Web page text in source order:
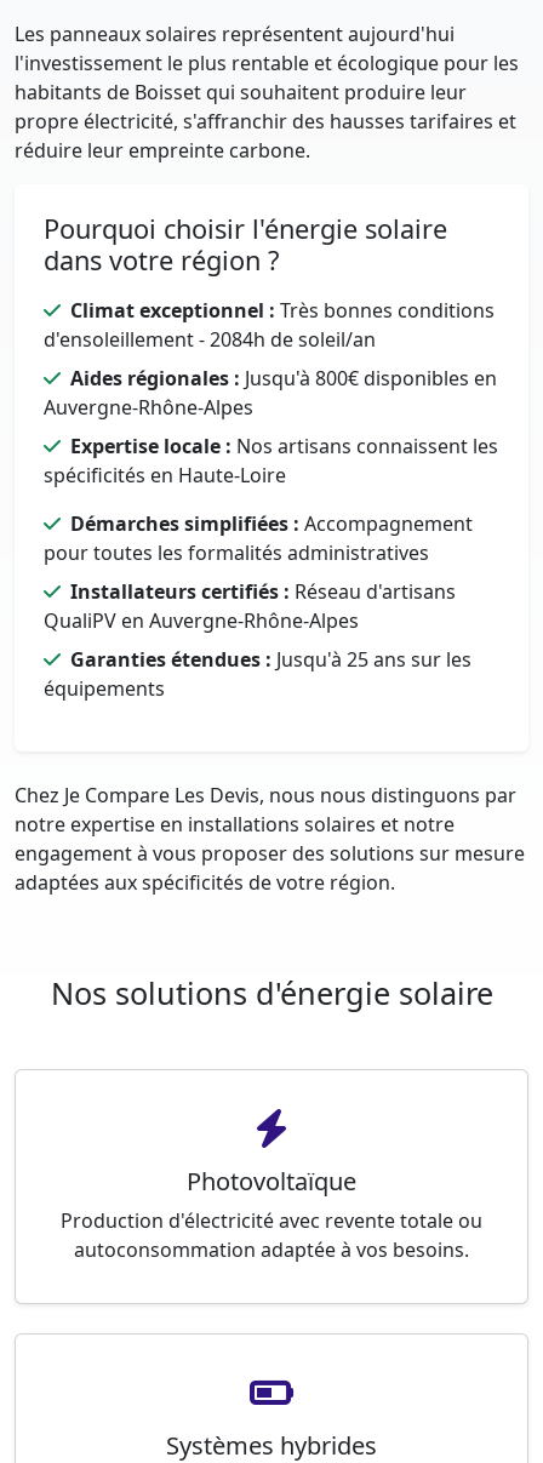
Les panneaux solaires représentent aujourd'hui
l'investissement le plus rentable et écologique pour les
habitants de Boisset qui souhaitent produire leur
propre électricité, s'affranchir des hausses tarifaires et
réduire leur empreinte carbone.
Pourquoi choisir l'énergie solaire
dans votre région ?
Climat exceptionnel : Très bonnes conditions
d'ensoleillement - 2084h de soleil/an
Aides régionales : Jusqu'à 800€ disponibles en
Auvergne-Rhône-Alpes
Expertise locale : Nos artisans connaissent les
spécificités en Haute-Loire
Démarches simplifiées : Accompagnement
pour toutes les formalités administratives
Installateurs certifiés : Réseau d'artisans
QualiPV en Auvergne-Rhône-Alpes
Garanties étendues : Jusqu'à 25 ans sur les
équipements
Chez Je Compare Les Devis, nous nous distinguons par
notre expertise en installations solaires et notre
engagement à vous proposer des solutions sur mesure
adaptées aux spécificités de votre région.
Nos solutions d'énergie solaire
Photovoltaïque
Production d'électricité avec revente totale ou
autoconsommation adaptée à vos besoins.
Systèmes hybrides